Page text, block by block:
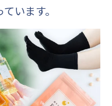
います。